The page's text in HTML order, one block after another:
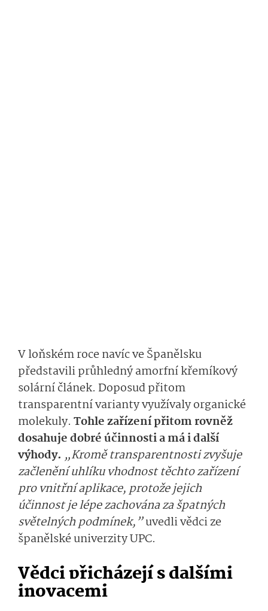
V loňském roce navíc ve Španělsku
představili průhledný amorfní křemíkový
solární článek. Doposud přitom
transparentní varianty využívaly organické
molekuly. Tohle zařízení přitom rovněž
dosahuje dobré účinnosti a má i další
výhody. „Kromě transparentnosti zvyšuje
začlenění uhlíku vhodnost těchto zařízení
pro vnitřní aplikace, protože jejich
účinnost je lépe zachována za špatných
světelných podmínek,”uvedli vědci ze
španělské univerzity UPC.
Vědci přicházejí s dalšími
inovacemi